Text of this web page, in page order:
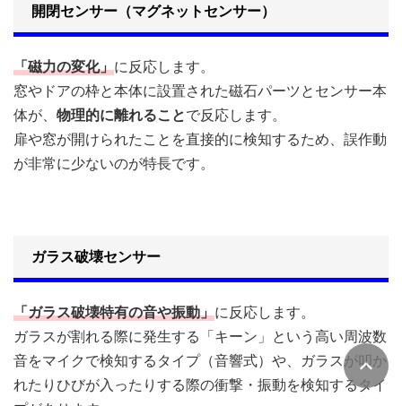
開閉センサー（マグネットセンサー）
「磁力の変化」に反応します。
窓やドアの枠と本体に設置された磁石パーツとセンサー本
体が、 物理的に離れることで反応します。
扉や窓が開けられたことを直接的に検知するため、誤作動
が非常に少ないのが特長です。
ガラス破壊センサー
「ガラス破壊特有の音や振動」に反応します。
ガラスが割れる際に発生する「キーン」という高い周波数
音をマイクで検知するタイプ（音響式）や、ガラスが叩か
れたりひびが入ったりする際の衝撃・振動を検知するタイ